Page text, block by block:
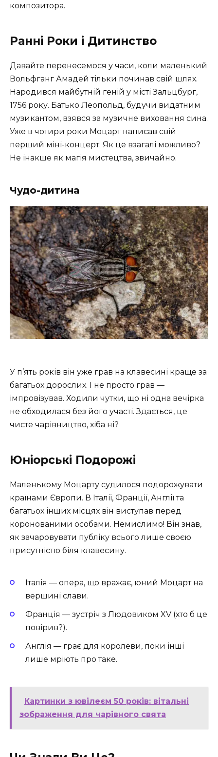
композитора.
Ранні Роки і Дитинство
Давайте перенесемося у часи, коли маленький
Вольфганг Амадей тільки починав свій шлях.
Народився майбутній геній у місті Зальцбург,
1756 року. Батько Леопольд, будучи видатним
музикантом, взявся за музичне виховання сина.
Уже в чотири роки Моцарт написав свій
перший міні-концерт. Як це взагалі можливо?
Не інакше як магія мистецтва, звичайно.
Чудо-дитина
У п’ять років він уже грав на клавесині краще за
багатьох дорослих. І не просто грав —
імпровізував. Ходили чутки, що ні одна вечірка
не обходилася без його участі. Здається, це
чисте чарівництво, хіба ні?
Юніорські Подорожі
Маленькому Моцарту судилося подорожувати
країнами Європи. В Італії, Франції, Англії та
багатьох інших місцях він виступав перед
коронованими особами. Немислимо! Він знав,
як зачаровувати публіку всього лише своєю
присутністю біля клавесину.
Італія — опера, що вражає, юний Моцарт на
вершині слави.
Франція — зустріч з Людовиком XV (хто б це
повірив?).
Англія — грає для королеви, поки інші
лише мріють про таке.
Картинки з ювілеєм 50 років: вітальні
зображення для чарівного свята